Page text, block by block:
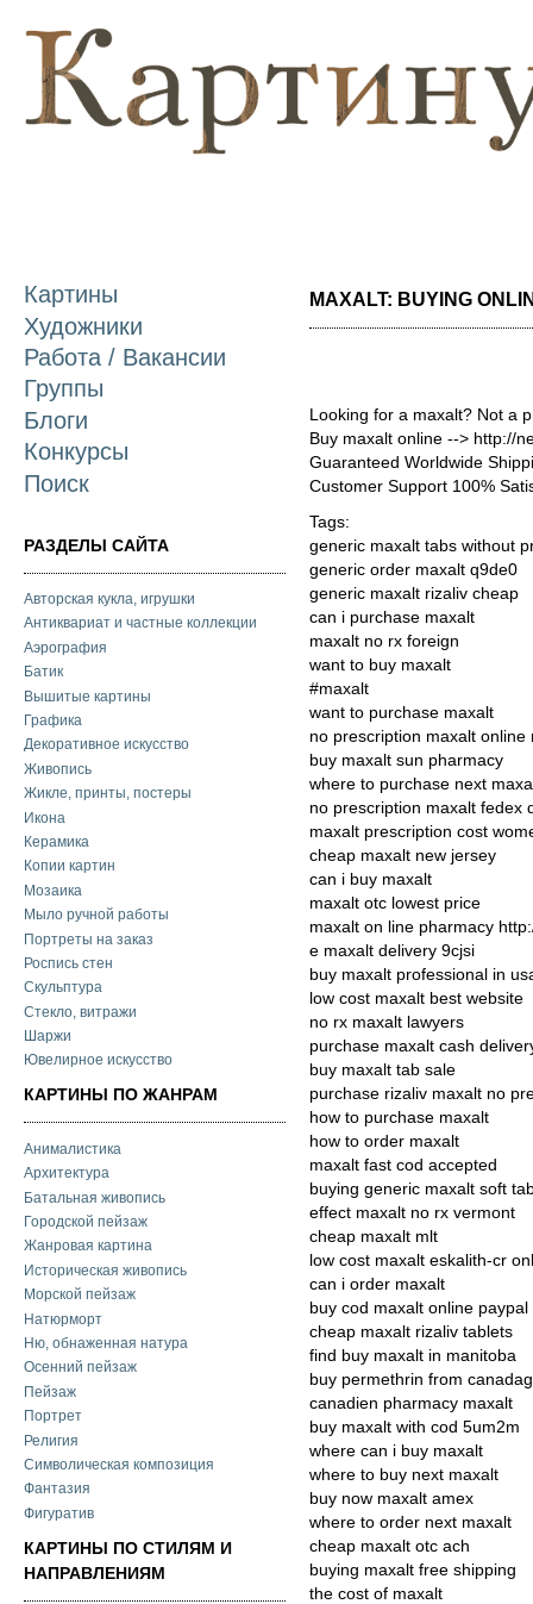
Картины
Художники
Работа / Вакансии
Группы
Блоги
Конкурсы
Поиск
РАЗДЕЛЫ САЙТА
Авторская кукла, игрушки
Антиквариат и частные коллекции
Аэрография
Батик
Вышитые картины
Графика
Декоративное искусство
Живопись
Жикле, принты, постеры
Икона
Керамика
Копии картин
Мозаика
Мыло ручной работы
Портреты на заказ
Роспись стен
Скульптура
Стекло, витражи
Шаржи
Ювелирное искусство
КАРТИНЫ ПО ЖАНРАМ
Анималистика
Архитектура
Батальная живопись
Городской пейзаж
Жанровая картина
Историческая живопись
Морской пейзаж
Натюрморт
Ню, обнаженная натура
Осенний пейзаж
Пейзаж
Портрет
Религия
Символическая композиция
Фантазия
Фигуратив
КАРТИНЫ ПО СТИЛЯМ И
НАПРАВЛЕНИЯМ
MAXALT: BUYING
Looking for a maxalt? Not a
Buy maxalt online --> http://
Guaranteed Worldwide
Customer Support 100%
Tags:
generic maxalt tabs without
generic order maxalt q9de0
generic maxalt rizaliv cheap
can i purchase maxalt
maxalt no rx foreign
want to buy maxalt
#maxalt
want to purchase maxalt
no prescription maxalt online
buy maxalt sun pharmacy
where to purchase next
no prescription maxalt fedex
maxalt prescription cost
cheap maxalt new jersey
can i buy maxalt
maxalt otc lowest price
maxalt on line pharmacy
e maxalt delivery 9cjsi
buy maxalt professional in
low cost maxalt best website
no rx maxalt lawyers
purchase maxalt cash
buy maxalt tab sale
purchase rizaliv maxalt no
how to purchase maxalt
how to order maxalt
maxalt fast cod accepted
buying generic maxalt soft
effect maxalt no rx vermont
cheap maxalt mlt
low cost maxalt eskalith-cr
can i order maxalt
buy cod maxalt online paypal
cheap maxalt rizaliv tablets
find buy maxalt in manitoba
buy permethrin from
canadien pharmacy maxalt
buy maxalt with cod 5um2m
where can i buy maxalt
where to buy next maxalt
buy now maxalt amex
where to order next maxalt
cheap maxalt otc ach
buying maxalt free shipping
the cost of maxalt